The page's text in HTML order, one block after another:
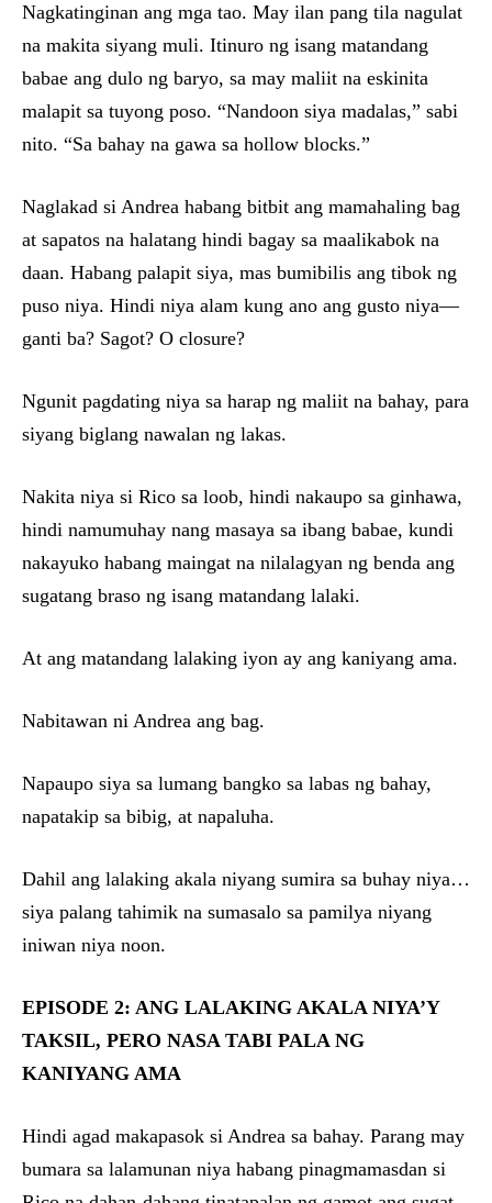
Nagkatinginan ang mga tao. May ilan pang tila nagulat
na makita siyang muli. Itinuro ng isang matandang
babae ang dulo ng baryo, sa may maliit na eskinita
malapit sa tuyong poso. “Nandoon siya madalas,” sabi
nito. “Sa bahay na gawa sa hollow blocks.”
Naglakad si Andrea habang bitbit ang mamahaling bag
at sapatos na halatang hindi bagay sa maalikabok na
daan. Habang palapit siya, mas bumibilis ang tibok ng
puso niya. Hindi niya alam kung ano ang gusto niya—
ganti ba? Sagot? O closure?
Ngunit pagdating niya sa harap ng maliit na bahay, para
siyang biglang nawalan ng lakas.
Nakita niya si Rico sa loob, hindi nakaupo sa ginhawa,
hindi namumuhay nang masaya sa ibang babae, kundi
nakayuko habang maingat na nilalagyan ng benda ang
sugatang braso ng isang matandang lalaki.
At ang matandang lalaking iyon ay ang kaniyang ama.
Nabitawan ni Andrea ang bag.
Napaupo siya sa lumang bangko sa labas ng bahay,
napatakip sa bibig, at napaluha.
Dahil ang lalaking akala niyang sumira sa buhay niya…
siya palang tahimik na sumasalo sa pamilya niyang
iniwan niya noon.
EPISODE 2: ANG LALAKING AKALA NIYA’Y
TAKSIL, PERO NASA TABI PALA NG
KANIYANG AMA
Hindi agad makapasok si Andrea sa bahay. Parang may
bumara sa lalamunan niya habang pinagmamasdan si